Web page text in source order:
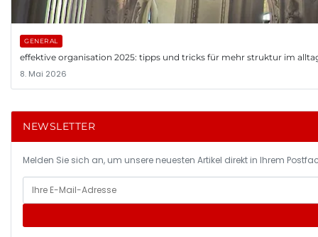
GENERAL
effektive organisation 2025: tipps und tricks für mehr struktur im
8. Mai 2026
NEWSLETTER
Melden Sie sich an, um unsere neuesten Artikel direkt in Ihrem